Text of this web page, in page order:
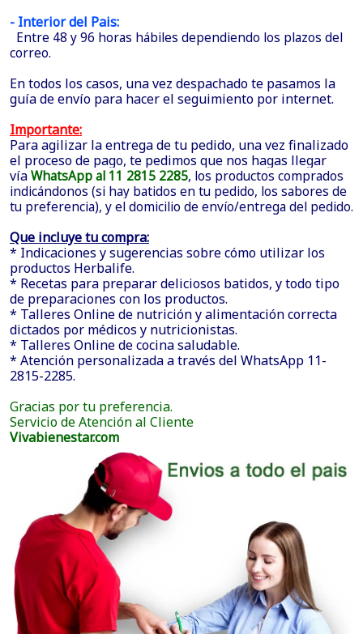
- Interior del Pais:
Entre 48 y 96 horas hábiles dependiendo los plazos del
correo.
En todos los casos, una vez despachado te pasamos la
guía de envío para hacer el seguimiento por internet.
Importante:
Para agilizar la entrega de tu pedido, una vez finalizado
el proceso de pago, te pedimos que nos hagas llegar
vía WhatsApp al 11 2815 2285, los productos comprados
indicándonos (si hay batidos en tu pedido, los sabores de
tu preferencia), y el domicilio de envío/entrega del pedido.
Que incluye tu compra:
* Indicaciones y sugerencias sobre cómo utilizar los
productos Herbalife.
* Recetas para preparar deliciosos batidos, y todo tipo
de preparaciones con los productos.
* Talleres Online de nutrición y alimentación correcta
dictados por médicos y nutricionistas.
* Talleres Online de cocina saludable.
* Atención personalizada a través del WhatsApp 11-
2815-2285.
Gracias por tu preferencia.
Servicio de Atención al Cliente
Vivabienestar.com